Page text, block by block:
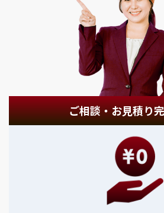
ご相談・お見積り